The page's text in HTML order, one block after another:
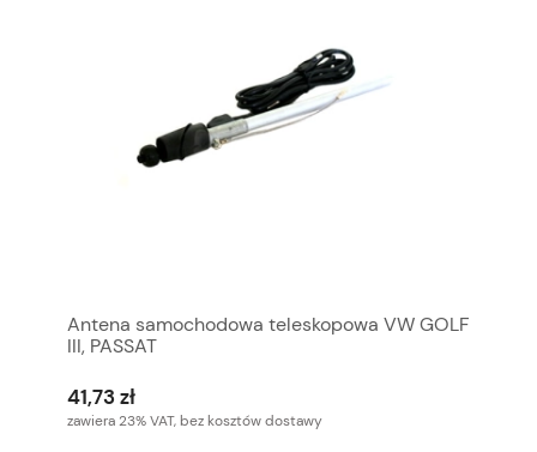
Antena samochodowa teleskopowa VW GOLF
III, PASSAT
41,73 zł
zawiera 23% VAT, bez kosztów dostawy